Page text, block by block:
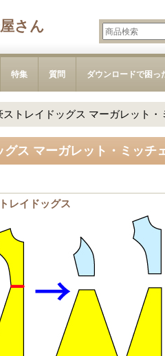
さん
特集 質問 ダウンロードで困っ
ストレイドッグス マーガレット・
グス マーガレット・ミッチ
レイドッグス